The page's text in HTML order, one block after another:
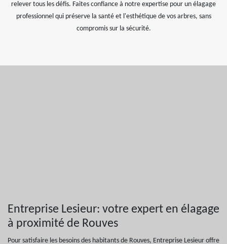
relever tous les défis. Faites confiance à notre expertise pour un élagage
professionnel qui préserve la santé et l'esthétique de vos arbres, sans
compromis sur la sécurité.
Entreprise Lesieur: votre expert en élagage
à proximité de Rouves
Pour satisfaire les besoins des habitants de Rouves, Entreprise Lesieur offre